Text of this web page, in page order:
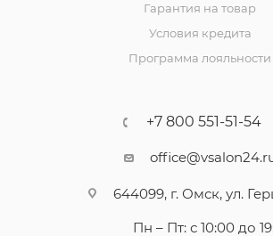
Гарантия на товар
Условия кредита
Программа лояльности
+7 800 551-51-54
644099, г. Омск, ул.
Пн – Пт: с 10:00 до